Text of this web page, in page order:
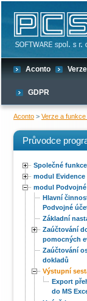
Aconto
GDPR
Aconto > Verze a
Průvodce
Společné
modul Evidence
modul
Hlavní
Podvojné
Základní
Zaúčtování
pomocných
Zaúčtování
dokladů
Výstupní
Export
do MS